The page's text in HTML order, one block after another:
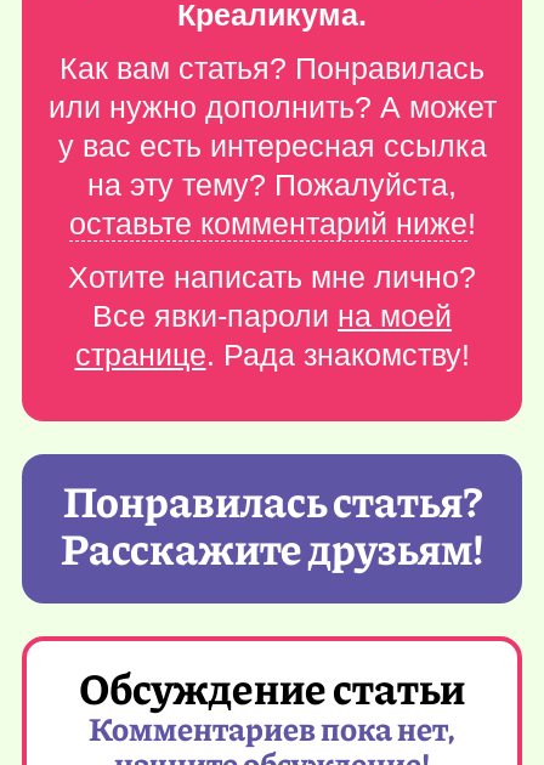
Креаликума.
Как вам статья? Понравилась
или нужно дополнить? А может
у вас есть интересная ссылка
на эту тему? Пожалуйста,
оставьте комментарий ниже!
Хотите написать мне лично?
Все явки-пароли на моей
странице. Рада знакомству!
Понравилась статья?
Расскажите друзьям!
Обсуждение статьи
Комментариев пока нет,